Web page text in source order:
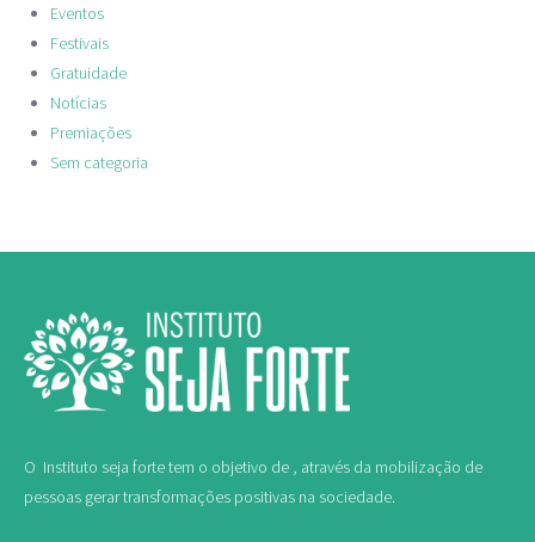
Eventos
Festivais
Gratuidade
Notícias
Premiações
Sem categoria
O Instituto seja forte tem o objetivo de , através da mobilização de
pessoas gerar transformações positivas na sociedade.